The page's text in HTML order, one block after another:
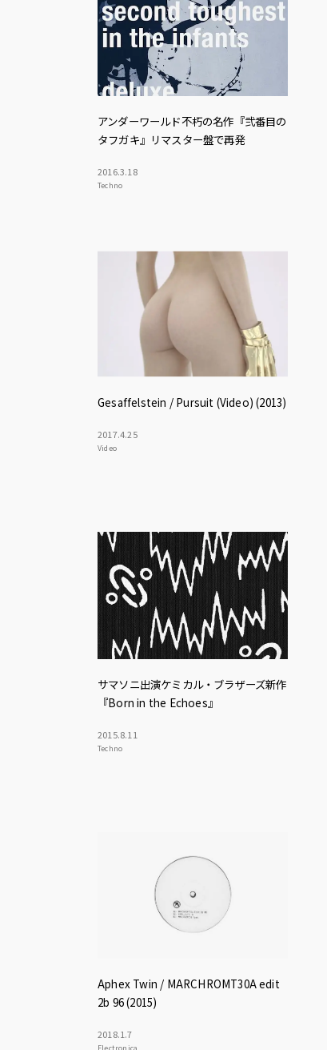
アンダーワールド不朽の名作『弐番目の
タフガキ』リマスター盤で再発
2016.3.18
Techno
Gesaffelstein / Pursuit (Video) (2013)
2017.4.25
Video
サマソニ出演ケミカル・ブラザーズ新作
『Born in the Echoes』
2015.8.11
Techno
Aphex Twin / MARCHROMT30A edit
2b 96 (2015)
2018.1.7